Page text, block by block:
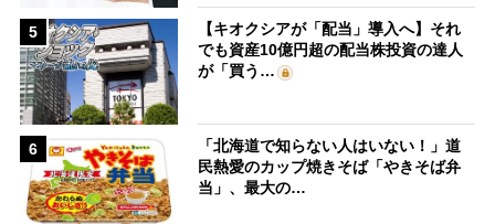
5
【キオクシアが「配当」導入へ】それ
でも資産10億円超の配当株投資の達人
が「買う…
6
「北海道で知らない人はいない！」道
民熱愛のカップ焼きそば「やきそば弁
当」、最大の…